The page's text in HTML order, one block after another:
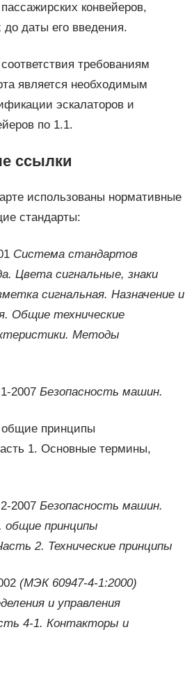
конвейеров,
до даты его введения.
требованиям
является необходимым
эскалаторов и
по 1.1.
ссылки
использованы нормативные
стандарты:
Система стандартов
Цвета сигнальные, знаки
сигнальная. Назначение и
Общие технические
Методы
2007 Безопасность машин.
принципы
1. Основные термины,
2007 Безопасность машин.
общие принципы
2. Технические принципы
(МЭК 60947-4-1:2000)
и управления
4-1. Контакторы и